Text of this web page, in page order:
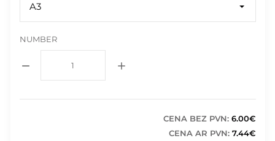
A3
NUMBER
CENA BEZ PVN: 6.00€
CENA AR PVN: 7.44€